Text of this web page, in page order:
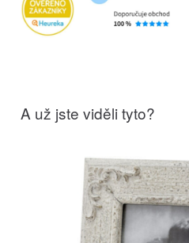
A už jste viděli tyto?